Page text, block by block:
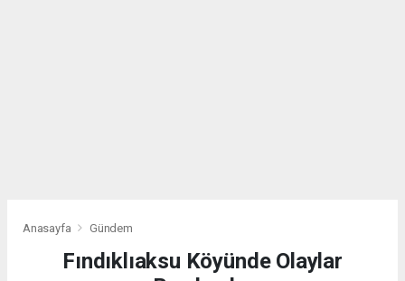
Anasayfa Gündem
Fındıklıaksu Köyünde Olaylar